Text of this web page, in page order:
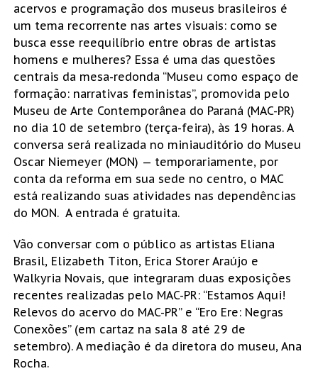
acervos e programação dos museus brasileiros é
um tema recorrente nas artes visuais: como se
busca esse reequilíbrio entre obras de artistas
homens e mulheres? Essa é uma das questões
centrais da mesa-redonda “Museu como espaço de
formação: narrativas feministas”, promovida pelo
Museu de Arte Contemporânea do Paraná (MAC-PR)
no dia 10 de setembro (terça-feira), às 19 horas. A
conversa será realizada no miniauditório do Museu
Oscar Niemeyer (MON) — temporariamente, por
conta da reforma em sua sede no centro, o MAC
está realizando suas atividades nas dependências
do MON. A entrada é gratuita.
Vão conversar com o público as artistas Eliana
Brasil, Elizabeth Titon, Erica Storer Araújo e
Walkyria Novais, que integraram duas exposições
recentes realizadas pelo MAC-PR: “Estamos Aqui!
Relevos do acervo do MAC-PR” e “Ero Ere: Negras
Conexões” (em cartaz na sala 8 até 29 de
setembro). A mediação é da diretora do museu, Ana
Rocha.